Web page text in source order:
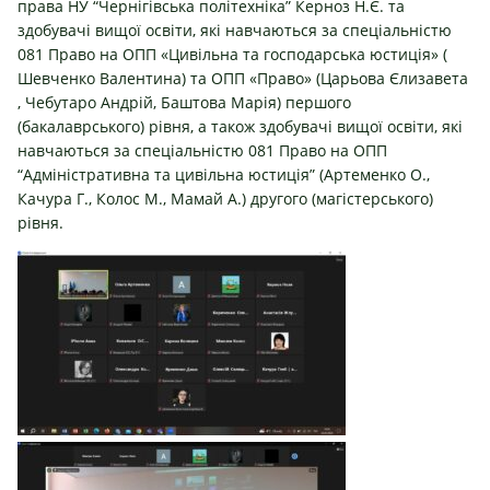
права НУ “Чернігівська політехніка” Керноз Н.Є. та
здобувачі вищої освіти, які навчаються за спеціальністю
081 Право на ОПП «Цивільна та господарська юстиція» (
Шевченко Валентина) та ОПП «Право» (Царьова Єлизавета
, Чебутаро Андрій, Баштова Марія) першого
(бакалаврського) рівня, а також здобувачі вищої освіти, які
навчаються за спеціальністю 081 Право на ОПП
“Адміністративна та цивільна юстиція” (Артеменко О.,
Качура Г., Колос М., Мамай А.) другого (магістерського)
рівня.